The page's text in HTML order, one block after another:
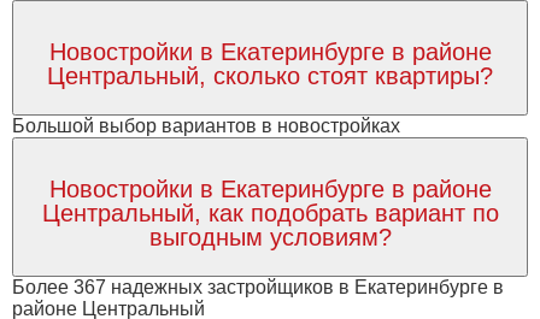
Новостройки в Екатеринбурге в районе
Центральный, сколько стоят квартиры?
Большой выбор вариантов в новостройках
Новостройки в Екатеринбурге в районе
Центральный, как подобрать вариант по
выгодным условиям?
Более 367 надежных застройщиков в Екатеринбурге в
районе Центральный